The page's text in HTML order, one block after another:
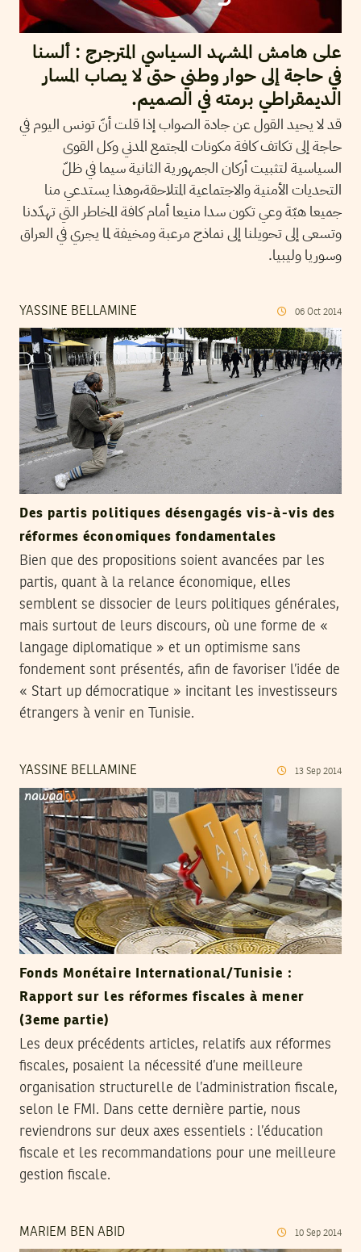
على هامش المشهد السياسي المترجرج : ألسنا
في حاجة إلى حوار وطني حتى لا يصاب المسار
الديمقراطي برمته في الصميم.
قد لا يحيد القول عن جادة الصواب إذا قلت أنّ تونس اليوم في
حاجة إلى تكاتف كافة مكونات المجتمع المدني وكل القوى
السياسية لتثبيت أركان الجمهورية الثانية سيما في ظلّ
التحديات الأمنية والاجتماعية المتلاحقة،وهذا يستدعي منا
جميعا هبّة وعي تكون سدا منيعا أمام كافة المخاطر التي تهدّدنا
وتسعى إلى تحويلنا إلى نماذج مرعبة ومخيفة لما يجري في العراق
وسوريا وليبيا.
YASSINE BELLAMINE 06 Oct 2014
Des partis politiques désengagés vis-à-vis des
réformes économiques fondamentales
Bien que des propositions soient avancées par les
partis, quant à la relance économique, elles
semblent se dissocier de leurs politiques générales,
mais surtout de leurs discours, où une forme de «
langage diplomatique » et un optimisme sans
fondement sont présentés, afin de favoriser l’idée de
« Start up démocratique » incitant les investisseurs
étrangers à venir en Tunisie.
YASSINE BELLAMINE 13 Sep 2014
Fonds Monétaire International/Tunisie :
Rapport sur les réformes fiscales à mener
(3eme partie)
Les deux précédents articles, relatifs aux réformes
fiscales, posaient la nécessité d’une meilleure
organisation structurelle de l’administration fiscale,
selon le FMI. Dans cette dernière partie, nous
reviendrons sur deux axes essentiels : l’éducation
fiscale et les recommandations pour une meilleure
gestion fiscale.
MARIEM BEN ABID 10 Sep 2014